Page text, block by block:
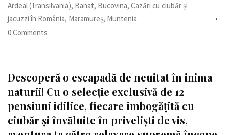
Ardeal (Transilvania), Banat, Bucovina, Cazări cu ciubăr și
jacuzzi în România, Maramureș, Muntenia
0 Comments
Descoperă o escapadă de neuitat în inima
naturii! Cu o selecție exclusivă de 12
pensiuni idilice, fiecare îmbogățită cu
ciubăr și învăluite în priveliști de vis,